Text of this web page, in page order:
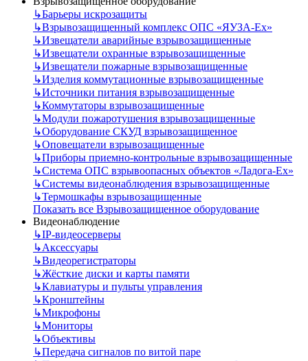
↳Барьеры искрозащиты
↳Взрывозащищенный комплекс ОПС «ЯУЗА-Ех»
↳Извещатели аварийные взрывозащищенные
↳Извещатели охранные взрывозащищенные
↳Извещатели пожарные взрывозащищенные
↳Изделия коммутационные взрывозащищенные
↳Источники питания взрывозащищенные
↳Коммутаторы взрывозащищенные
↳Модули пожаротушения взрывозащищенные
↳Оборудование СКУД взрывозащищенное
↳Оповещатели взрывозащищенные
↳Приборы приемно-контрольные взрывозащищенные
↳Система ОПС взрывоопасных объектов «Ладога-Ex»
↳Системы видеонаблюдения взрывозащищенные
↳Термошкафы взрывозащищенные
Показать все Взрывозащищенное оборудование
Видеонаблюдение
↳IP-видеосерверы
↳Аксессуары
↳Видеорегистраторы
↳Жёсткие диски и карты памяти
↳Клавиатуры и пульты управления
↳Кронштейны
↳Микрофоны
↳Мониторы
↳Объективы
↳Передача сигналов по витой паре